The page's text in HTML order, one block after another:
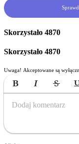
Skorzystało 4870
Skorzystało 4870
Uwaga! Akceptowane są
Bold Italic
Dodaj komentarz